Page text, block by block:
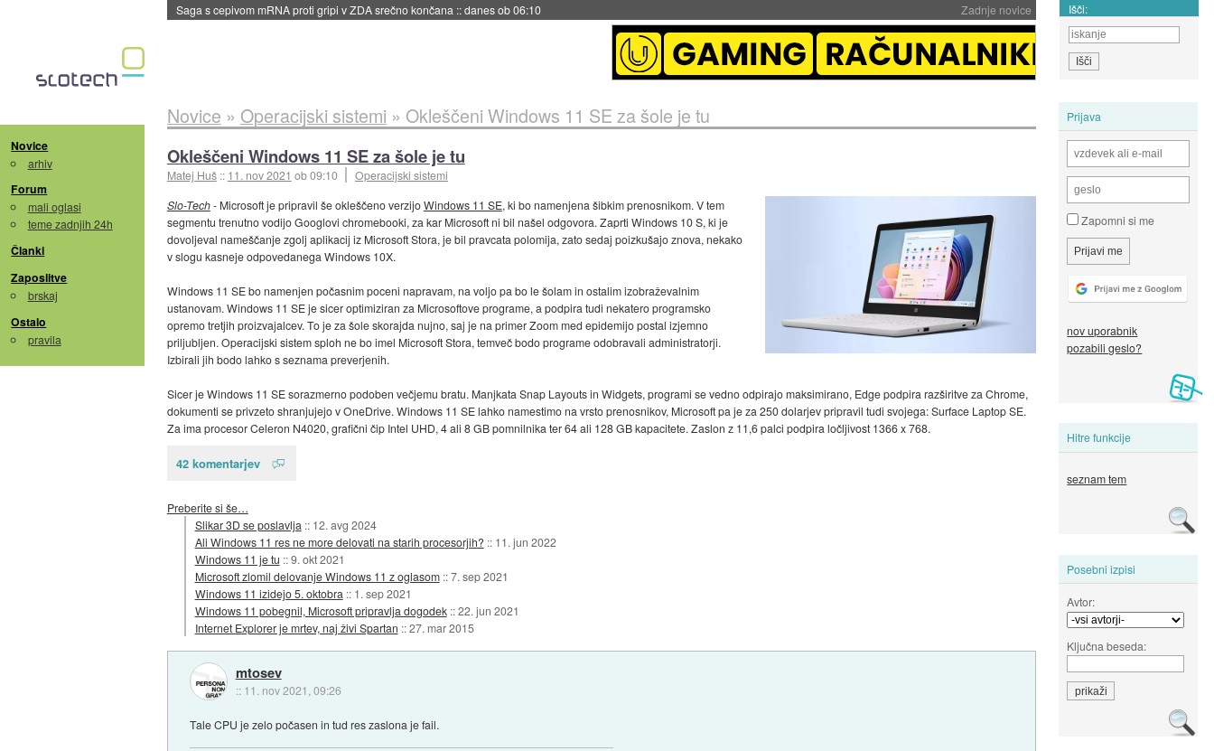
Zadnje novice
BMW v vozilih začel predvajati reklame::danes ob 06:09 Išči:
Novice
arhiv
Forum
mali oglasi
teme zadnjih 24h
Članki
Zaposlitve
brskaj
Ostalo
pravila
Prijava
Zapomni si me
nov uporabnik
pozabili geslo?
Hitre funkcije
seznam tem
Posebni izpisi
Avtor:
Ključna beseda:
Novice » Operacijski sistemi » Okleščeni Windows 11 SE za šole je tu
Okleščeni Windows 11 SE za šole je tu
Matej Huš :: 11. nov 2021 ob 09:10
Operacijski sistemi
Slo-Tech- Microsoft je pripravil še okleščeno verzijoWindows 11 SE, ki bo namenjena šibkim prenosnikom. V tem
segmentu trenutno vodijo Googlovi chromebooki, za kar Microsoft ni bil našel odgovora. Zaprti Windows 10 S, ki je
dovoljeval nameščanje zgolj aplikacij iz Microsoft Stora, je bil pravcata polomija, zato sedaj poizkušajo znova, nekako
v slogu kasneje odpovedanega Windows 10X.
Windows 11 SE bo namenjen počasnim poceni napravam, na voljo pa bo le šolam in ostalim izobraževalnim
ustanovam. Windows 11 SE je sicer optimiziran za Microsoftove programe, a podpira tudi nekatero programsko
opremo tretjih proizvajalcev. To je za šole skorajda nujno, saj je na primer Zoom med epidemijo postal izjemno
priljubljen. Operacijski sistem sploh ne bo imel Microsoft Stora, temveč bodo programe odobravali administratorji.
Izbirali jih bodo lahko s seznama preverjenih.
Sicer je Windows 11 SE sorazmerno podoben večjemu bratu. Manjkata Snap Layouts in Widgets, programi se vedno odpirajo maksimirano, Edge podpira razširitve za Chrome,
dokumenti se privzeto shranjujejo v OneDrive. Windows 11 SE lahko namestimo na vrsto prenosnikov, Microsoft pa je za 250 dolarjev pripravil tudi svojega: Surface Laptop SE.
Za ima procesor Celeron N4020, grafični čip Intel UHD, 4 ali 8 GB pomnilnika ter 64 ali 128 GB kapacitete. Zaslon z 11,6 palci podpira ločljivost 1366 x 768.
42 komentarjev
Preberite si še…
Slikar 3D se poslavlja :: 12. avg 2024
Ali Windows 11 res ne more delovati na starih procesorjih? :: 11. jun 2022
Windows 11 je tu ::9. okt 2021
Microsoft zlomil delovanje Windows 11 z oglasom ::7. sep 2021
Windows 11 izidejo 5. oktobra :: 1. sep 2021
Windows 11 pobegnil, Microsoft pripravlja dogodek ::22. jun 2021
Internet Explorer je mrtev, naj živi Spartan ::27. mar 2015
mtosev
:: 11. nov 2021, 09:26
Tale CPU je zelo počasen in tud res zaslona je fail.